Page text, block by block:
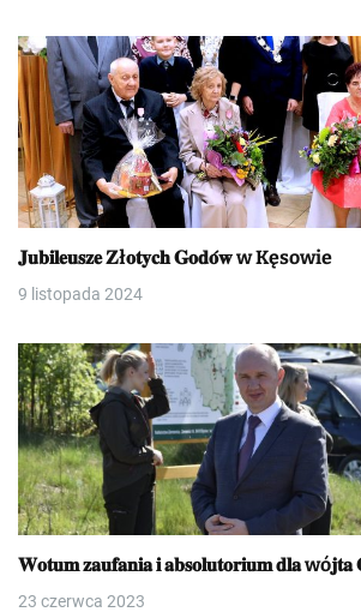
𝐉𝐮𝐛𝐢𝐥𝐞𝐮𝐬𝐳𝐞 𝐙ł𝐨𝐭𝐲𝐜𝐡 𝐆𝐨𝐝𝐨́𝐰 w Kęsowie
9 listopada 2024
𝐖𝐨𝐭𝐮𝐦 𝐳𝐚𝐮𝐟𝐚𝐧𝐢𝐚 𝐢 𝐚𝐛𝐬𝐨𝐥𝐮𝐭𝐨𝐫𝐢𝐮𝐦 𝐝𝐥𝐚
23 czerwca 2023